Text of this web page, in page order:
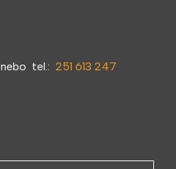
nebo tel.: 251 613 247